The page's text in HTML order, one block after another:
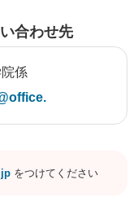
合わせ先
係
をつけてください